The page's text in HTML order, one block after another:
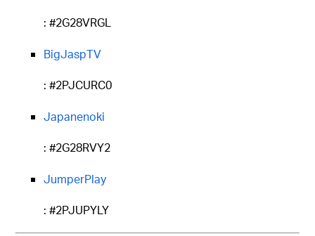
: #2G28VRGL
BigJaspTV
: #2PJCURC0
Japanenoki
: #2G28RVY2
JumperPlay
: #2PJUPYLY